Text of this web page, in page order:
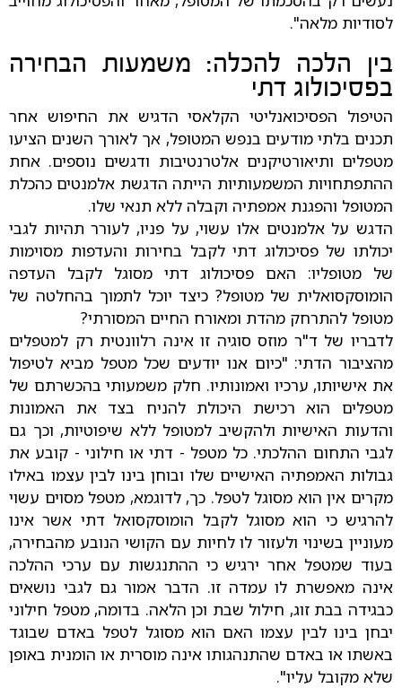
לסודיות מלאה".
בין הלכה להכלה: משמעות הבחירה
בפסיכולוג דתי
הטיפול הפסיכואנליטי הקלאסי הדגיש את החיפוש אחר
תכנים בלתי מודעים בנפש המטופל, אך לאורך השנים הציעו
מטפלים ותיאורטיקנים אלטרנטיבות ודגשים נוספים. אחת
ההתפתחויות המשמעותיות הייתה הדגשת אלמנטים כהכלת
המטופל והפגנת אמפתיה וקבלה ללא תנאי שלו.
הדגש על אלמנטים אלו עשוי, על פניו, לעורר תהיות לגבי
יכולתו של פסיכולוג דתי לקבל בחירות והעדפות מסוימות
של מטופליו: האם פסיכולוג דתי מסוגל לקבל העדפה
הומוסקסואלית של מטופל? כיצד יוכל לתמוך בהחלטה של
מטופל להתרחק מהדת ומאורח החיים המסורתי?
לדבריו של ד"ר מוזס סוגיה זו אינה רלוונטית רק למטפלים
מהציבור הדתי: "כיום אנו יודעים שכל מטפל מביא לטיפול
את אישיותו, ערכיו ואמונותיו. חלק משמעותי בהכשרתם של
מטפלים הוא רכישת היכולת להניח בצד את האמונות
והדעות האישיות ולהקשיב למטופל ללא שיפוטיות, וכך גם
לגבי התחום ההלכתי. כל מטפל - דתי או חילוני - קובע את
גבולות האמפתיה האישיים שלו ובוחן בינו לבין עצמו באילו
מקרים אין הוא מסוגל לטפל. כך, לדוגמא, מטפל מסוים עשוי
להרגיש כי הוא מסוגל לקבל הומוסקסואל דתי אשר אינו
מעוניין בשינוי ולעזור לו לחיות עם הקושי הנובע מהבחירה,
בעוד שמטפל אחר ירגיש כי ההתנגשות עם ערכי ההלכה
אינה מאפשרת לו עמדה זו. הדבר אמור גם לגבי נושאים
כבגידה בבת זוג, חילול שבת וכן הלאה. בדומה, מטפל חילוני
יבחן בינו לבין עצמו האם הוא מסוגל לטפל באדם שבוגד
באשתו או באדם שהתנהגותו אינה מוסרית או הומנית באופן
שלא מקובל עליו".